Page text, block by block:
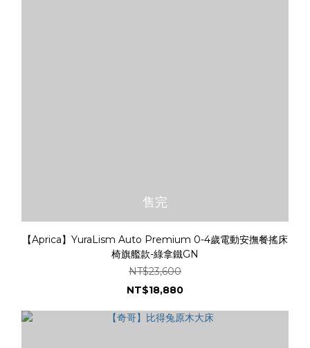
售完
【Aprica】YuraLism Auto Premium 0-4歲電動安撫餐搖床
椅旗艦款-綠拿鐵GN
NT$23,600
NT$18,880